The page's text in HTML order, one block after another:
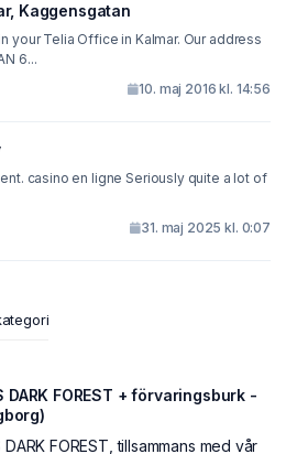
Kaggensgatan
your Telia Office in Kalmar. Our address
6...
10. maj 2016 kl. 14:56
casino en ligne Seriously quite a lot of
31. maj 2025 kl. 0:07
DARK FOREST + förvaringsburk -
FOREST, tillsammans med vår